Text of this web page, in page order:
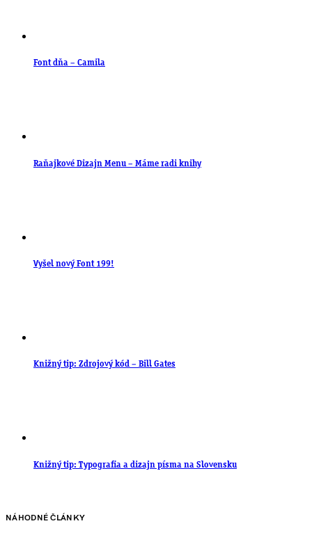
Font dňa – Camila
Raňajkové Dizajn Menu – Máme radi knihy
Vyšel nový Font 199!
Knižný tip: Zdrojový kód – Bill Gates
Knižný tip: Typografia a dizajn písma na Slovensku
NÁHODNÉ ČLÁNKY